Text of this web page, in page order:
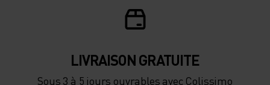
LIVRAISON GRATUITE
Sous 3 à 5 jours ouvrables avec Colissimo